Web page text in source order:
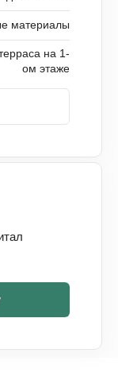
материалы
на 1-
ом этаже